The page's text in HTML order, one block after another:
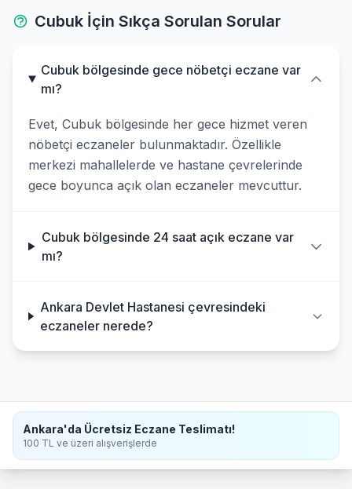
Cubuk İçin Sıkça Sorulan Sorular
Cubuk bölgesinde gece nöbetçi eczane var
mı?
Evet, Cubuk bölgesinde her gece hizmet veren
nöbetçi eczaneler bulunmaktadır. Özellikle
merkezi mahallelerde ve hastane çevrelerinde
gece boyunca açık olan eczaneler mevcuttur.
Cubuk bölgesinde 24 saat açık eczane var
mı?
Ankara Devlet Hastanesi çevresindeki
eczaneler nerede?
Ankara'da Ücretsiz Eczane Teslimatı!
100 TL ve üzeri alışverişlerde